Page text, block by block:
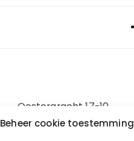
Beheer cookie toestemming
Oostergracht 17-10
3763LX Soest